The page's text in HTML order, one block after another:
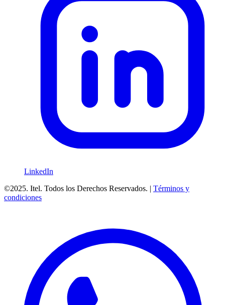
LinkedIn
©2025. Itel. Todos los Derechos Reservados. | Términos y
condiciones